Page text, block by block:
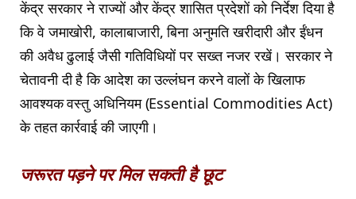
केंद्र सरकार ने राज्यों और केंद्र शासित प्रदेशों को निर्देश दिया है
कि वे जमाखोरी, कालाबाजारी, बिना अनुमति खरीदारी और ईंधन
की अवैध ढुलाई जैसी गतिविधियों पर सख्त नजर रखें। सरकार ने
चेतावनी दी है कि आदेश का उल्लंघन करने वालों के खिलाफ
आवश्यक वस्तु अधिनियम (Essential Commodities Act)
के तहत कार्रवाई की जाएगी।
जरूरत पड़ने पर मिल सकती है छूट